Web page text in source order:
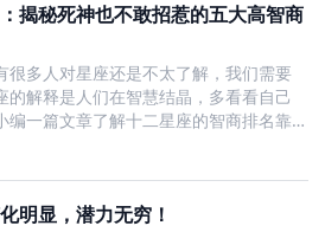
揭秘死神也不敢招惹的五大高智商
很多人对星座还是不太了解，我们需要
的解释是人们在智慧结晶，多看看自己
编一篇文章了解十二星座的智商排名靠
、双子座双子是个聪明人，他们对于自
明显，潜力无穷！